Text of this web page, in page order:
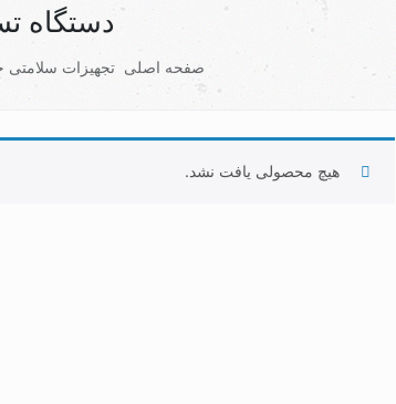
دستگاه
صفحه اصلی تجهیزات سلامتی
هیچ محصولی یافت نشد.